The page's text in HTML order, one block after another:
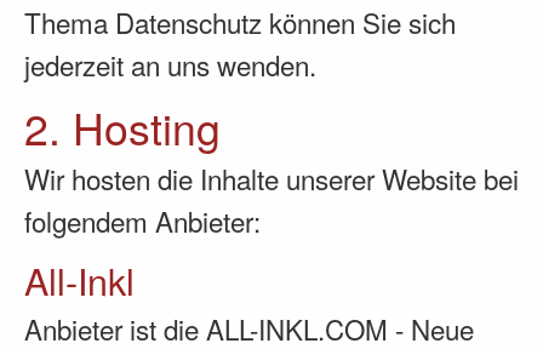
Thema Datenschutz können Sie sich
jederzeit an uns wenden.
2. Hosting
Wir hosten die Inhalte unserer Website bei
folgendem Anbieter:
All-Inkl
Anbieter ist die ALL-INKL.COM - Neue